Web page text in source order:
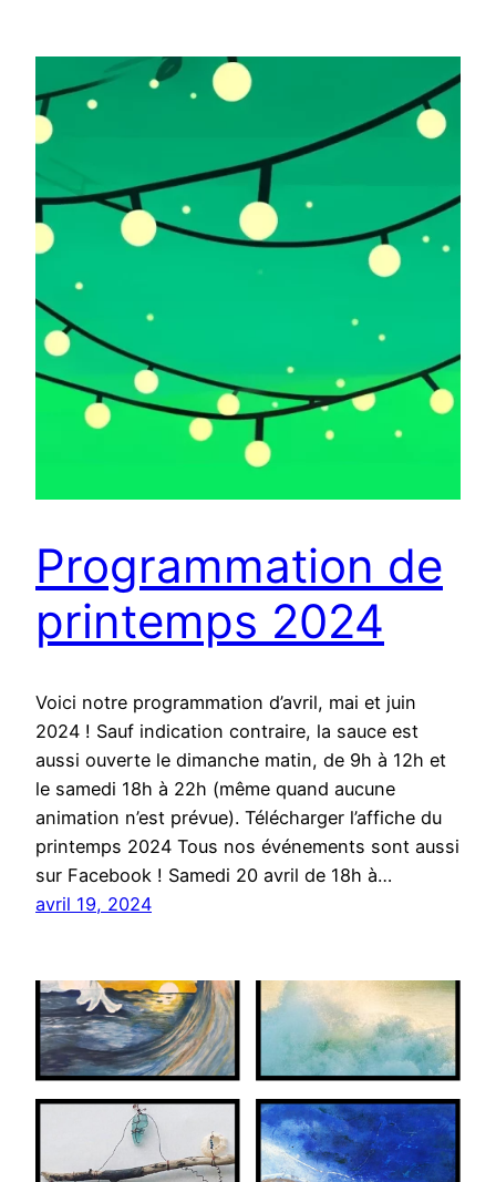
Programmation de
printemps 2024
Voici notre programmation d’avril, mai et juin
2024 ! Sauf indication contraire, la sauce est
aussi ouverte le dimanche matin, de 9h à 12h et
le samedi 18h à 22h (même quand aucune
animation n’est prévue). Télécharger l’affiche du
printemps 2024 Tous nos événements sont aussi
sur Facebook ! Samedi 20 avril de 18h à…
avril 19, 2024